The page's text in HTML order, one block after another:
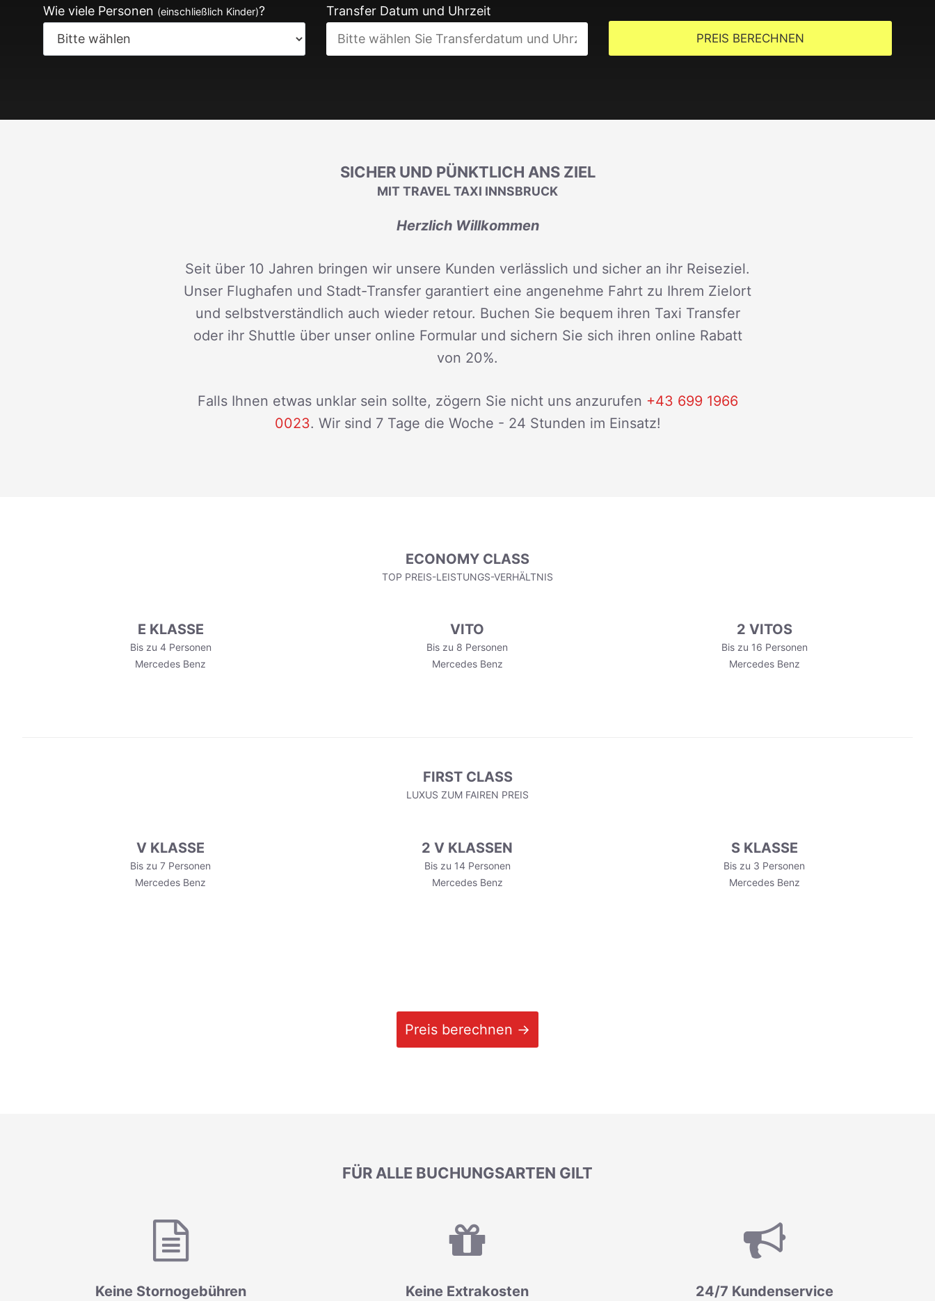
Wie viele Personen (einschließlich Kinder)? Transfer Datum und Uhrzeit
PREIS BERECHNEN
SICHER UND PÜNKTLICH ANS ZIEL
MIT TRAVEL TAXI INNSBRUCK
Herzlich Willkommen
Seit über 10 Jahren bringen wir unsere Kunden verlässlich und sicher an ihr Reiseziel.
Unser Flughafen und Stadt-Transfer garantiert eine angenehme Fahrt zu Ihrem Zielort
und selbstverständlich auch wieder retour. Buchen Sie bequem ihren Taxi Transfer
oder ihr Shuttle über unser online Formular und sichern Sie sich ihren online Rabatt
von 20%.
Falls Ihnen etwas unklar sein sollte, zögern Sie nicht uns anzurufen +43 699 1966
0023. Wir sind 7 Tage die Woche - 24 Stunden im Einsatz!
ECONOMY CLASS
TOP PREIS-LEISTUNGS-VERHÄLTNIS
E KLASSE
Bis zu 4 Personen
Mercedes Benz
VITO
Bis zu 8 Personen
Mercedes Benz
2 VITOS
Bis zu 16 Personen
Mercedes Benz
FIRST CLASS
LUXUS ZUM FAIREN PREIS
V KLASSE
Bis zu 7 Personen
Mercedes Benz
2 V KLASSEN
Bis zu 14 Personen
Mercedes Benz
S KLASSE
Bis zu 3 Personen
Mercedes Benz
Preis berechnen →
FÜR ALLE BUCHUNGSARTEN GILT
Keine Stornogebühren Keine Extrakosten 24/7 Kundenservice